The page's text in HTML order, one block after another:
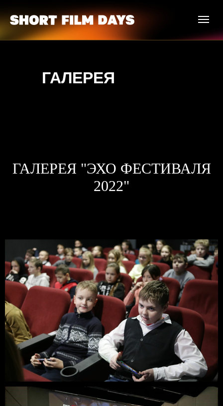
ГАЛЕРЕЯ
ГАЛЕРЕЯ "ЭХО ФЕСТИВАЛЯ
2022"